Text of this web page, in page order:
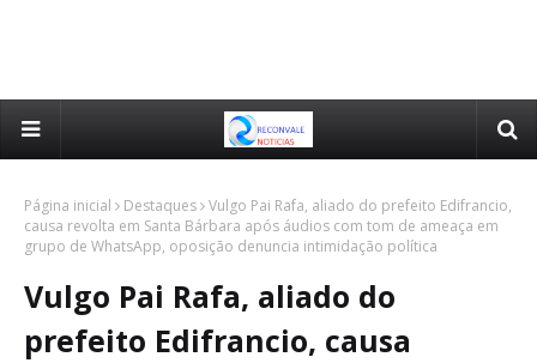
Página inicial Destaques Vulgo Pai Rafa, aliado do prefeito Edifrancio,
causa revolta em Santa Bárbara após áudios com tom de ameaça em
grupo de WhatsApp, oposição denuncia intimidação política
Vulgo Pai Rafa, aliado do
prefeito Edifrancio, causa